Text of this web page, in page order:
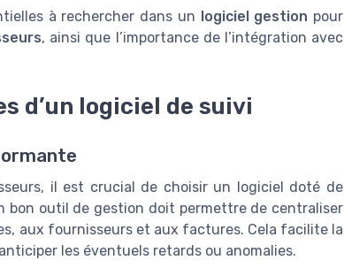
à rechercher dans un logiciel gestion pour
, ainsi que l’importance de l’intégration avec
d’un logiciel de suivi
il est crucial de choisir un logiciel doté de
bon outil de gestion doit permettre de centraliser
aux fournisseurs et aux factures. Cela facilite la
les éventuels retards ou anomalies.